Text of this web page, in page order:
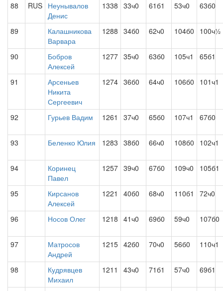
88 RUS Неунывалов
Денис
1338 33ч0 61б1 53ч0 63б0
89
Калашникова
Варвара
1288 34б0 62ч0 104б0 100ч½
90
Бобров
Алексей
1277 35ч0 63б0 105ч1 65б1
91
Арсеньев
Никита
Сергеевич
1274 36б0 64ч0 106б0 101ч1
92 Гурьев Вадим 1261 37ч0 65б0 107ч1 67б0
93 Беленко Юлия 1283 38б0 66ч0 108б0 102ч1
94
Коринец
Павел
1257 39ч0 67б0 109ч0 105б1
95
Кирсанов
Алексей
1221 40б0 68ч0 110б1 72ч0
96 Носов Олег 1218 41ч0 69б0 59ч0 107б0
97
Матросов
Андрей
1215 42б0 70ч0 56б0 110ч1
98
Кудрявцев
Михаил
1211 43ч0 71б1 57ч0 69б1